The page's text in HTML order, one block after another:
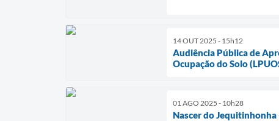
14 OUT 2025 - 15h12
Audiência Pública de
Ocupação do Solo
01 AGO 2025 - 10h28
Nascer do